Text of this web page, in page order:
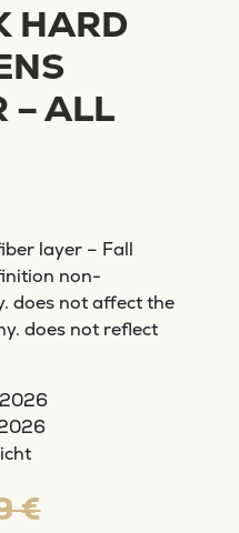
HARD
– ALL
layer – Fall
non-
does not affect the
does not reflect
€